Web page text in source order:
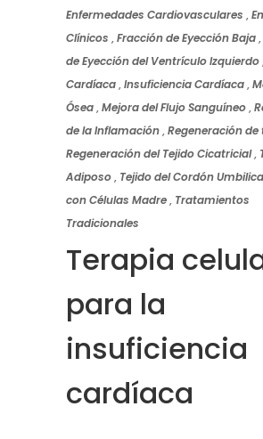
Enfermedades Cardiovasculares ,
Clínicos ,Fracción de Eyección Baja,
de Eyección del Ventrículo Izquierdo
Cardíaca,Insuficiencia Cardíaca,
Ósea,Mejora del Flujo Sanguíneo,
de la Inflamación,Regeneración de
Regeneración del Tejido Cicatricial,
Adiposo, Tejido del Cordón
con Células Madre, Tratamientos
Tradicionales
Terapia
para la
insuficiencia
cardíaca